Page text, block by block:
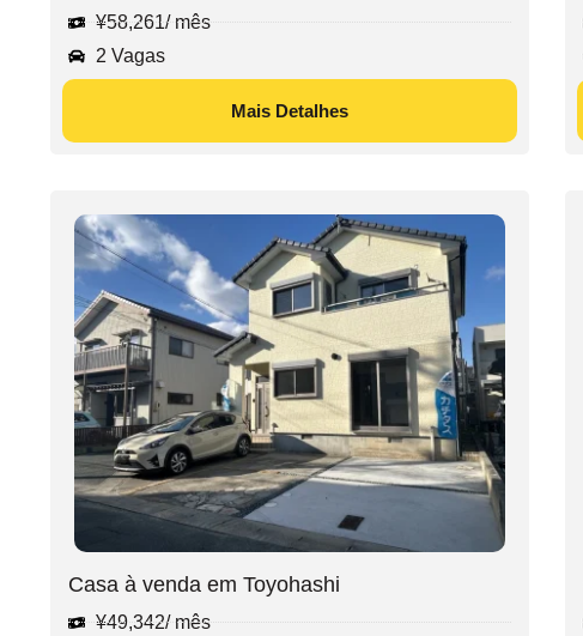
¥58,261/ mês
2 Vagas
Mais Detalhes
Casa à venda em Toyohashi
¥49,342/ mês